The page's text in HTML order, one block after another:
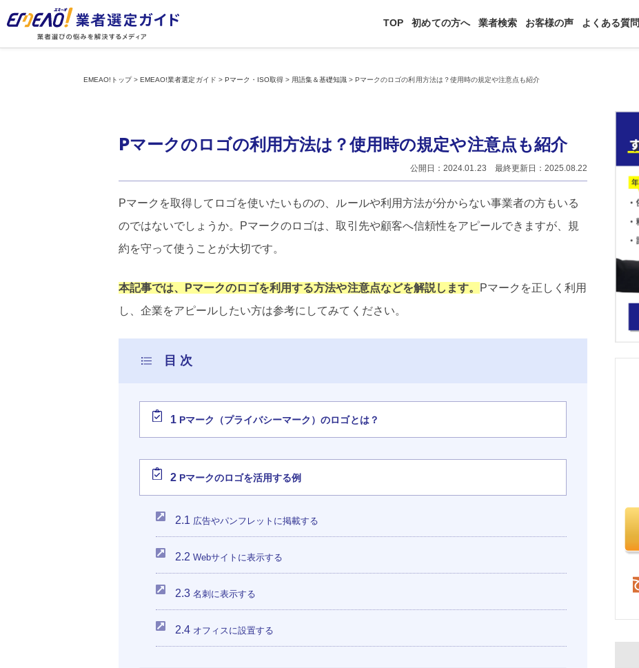
TOP 初めての方へ 業者検索 お客様の声 よくある質問
EMEAO!トップ>EMEAO!業者選定ガイド > Pマーク・ISO取得> 用語集＆基礎知識 >Pマークのロゴの利用方法は？使用時の規定や注意点も紹介
Pマークのロゴの利用方法は？使用時の規定や注意点も紹介
公開日：2024.01.23 最終更新日：2025.08.22
Pマークを取得してロゴを使いたいものの、ルールや利用方法が分からない事業者の方もいる
のではないでしょうか。Pマークのロゴは、取引先や顧客へ信頼性をアピールできますが、規
約を守って使うことが大切です。
本記事では、Pマークのロゴを利用する方法や注意点などを解説します。
Pマークを正しく利用
し、企業をアピールしたい方は参考にしてみてください。
1 Pマーク（プライバシーマーク）のロゴとは？
2 Pマークのロゴを活用する例
2.1 広告やパンフレットに掲載する
2.2 Webサイトに表示する
2.3 名刺に表示する
2.4 オフィスに設置する